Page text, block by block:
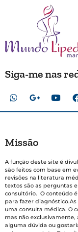
Siga-me nas
Missão
A função deste site é
são feitos com base em
revisões na literatura
textos são as perguntas
consultório. O conteúdo
para fazer
uma consulta médica. O
mas não
alguma dúvida ou